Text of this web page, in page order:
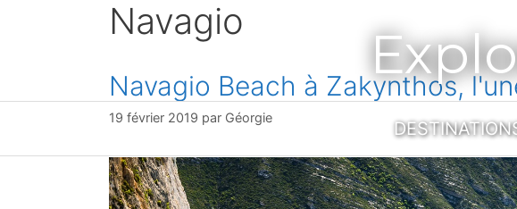
Navagio
Navagio Beach à Zakynthos,
19 février 2019 par Géorgie